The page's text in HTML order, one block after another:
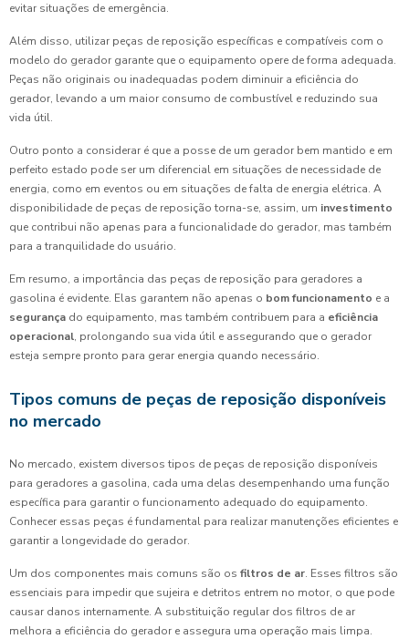
evitar situações de emergência.
Além disso, utilizar peças de reposição específicas e compatíveis com o
modelo do gerador garante que o equipamento opere de forma adequada.
Peças não originais ou inadequadas podem diminuir a eficiência do
gerador, levando a um maior consumo de combustível e reduzindo sua
vida útil.
Outro ponto a considerar é que a posse de um gerador bem mantido e em
perfeito estado pode ser um diferencial em situações de necessidade de
energia, como em eventos ou em situações de falta de energia elétrica. A
disponibilidade de peças de reposição torna-se, assim, um investimento
que contribui não apenas para a funcionalidade do gerador, mas também
para a tranquilidade do usuário.
Em resumo, a importância das peças de reposição para geradores a
gasolina é evidente. Elas garantem não apenas o bom funcionamento e a
segurança do equipamento, mas também contribuem para a eficiência
operacional, prolongando sua vida útil e assegurando que o gerador
esteja sempre pronto para gerar energia quando necessário.
Tipos comuns de peças de reposição disponíveis
no mercado
No mercado, existem diversos tipos de peças de reposição disponíveis
para geradores a gasolina, cada uma delas desempenhando uma função
específica para garantir o funcionamento adequado do equipamento.
Conhecer essas peças é fundamental para realizar manutenções eficientes e
garantir a longevidade do gerador.
Um dos componentes mais comuns são os filtros de ar. Esses filtros são
essenciais para impedir que sujeira e detritos entrem no motor, o que pode
causar danos internamente. A substituição regular dos filtros de ar
melhora a eficiência do gerador e assegura uma operação mais limpa.